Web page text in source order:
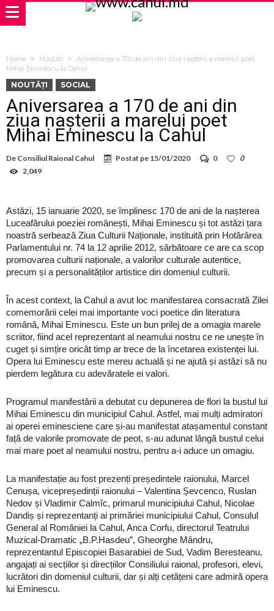
Home Noutăți
Aniversarea a 170 de ani din ziua nașterii a marelui poet
Mihai Eminescu la Cahul
NOUTĂȚI SOCIAL
Aniversarea a 170 de ani din
ziua nașterii a marelui poet
Mihai Eminescu la Cahul
De Consiliul Raional Cahul Postat pe 15/01/2020 0
0
2,049
Astăzi, 15 ianuarie 2020, se împlinesc 170 de ani de la nașterea
Luceafărului poeziei românești, Mihai Eminescu și tot astăzi țara
noastră serbează Ziua Culturii Naționale, instituită prin Hotărârea
Parlamentului nr. 74 la 12 aprilie 2012, sărbătoare ce are ca scop
promovarea culturii naționale, a valorilor culturale autentice,
precum și a personalităților artistice din domeniul culturii.
În acest context, la Cahul a avut loc manifestarea consacrată Zilei
comemorării celei mai importante voci poetice din literatura
română, Mihai Eminescu. Este un bun prilej de a omagia marele
scriitor, fiind acel reprezentant al neamului nostru ce ne unește în
cuget și simțire oricât timp ar trece de la încetarea existenței lui.
Opera lui Eminescu este mereu actuală și ne ajută și astăzi să nu
pierdem legătura cu adevăratele ei valori.
Programul manifestării a debutat cu depunerea de flori la bustul lui
Mihai Eminescu din municipiul Cahul. Astfel, mai mulți admiratori
ai operei eminesciene care și-au manifestat atașamentul constant
față de valorile promovate de peot, s-au adunat lângă bustul celui
mai mare poet al neamului nostru, pentru a-i aduce un omagiu.
La manifestație au fost prezenți președintele raionului, Marcel
Cenușa, vicepreședinții raionului – Valentina Șevcenco, Ruslan
Nedov și Vladimir Calmîc, primarul municipiului Cahul, Nicolae
Dandiș și reprezentanți ai primăriei municipiului Cahul, Consulul
General al României la Cahul, Anca Corfu, directorul Teatrului
Muzical-Dramatic „B.P.Hasdeu”, Gheorghe Mândru,
reprezentantul Episcopiei Basarabiei de Sud, Vadim Beresteanu,
angajați ai secțiilor și direcțiilor Consiliului raional, profesori, elevi,
lucrători din domeniul culturii, dar și alți cetățeni care admiră opera
lui Eminescu.